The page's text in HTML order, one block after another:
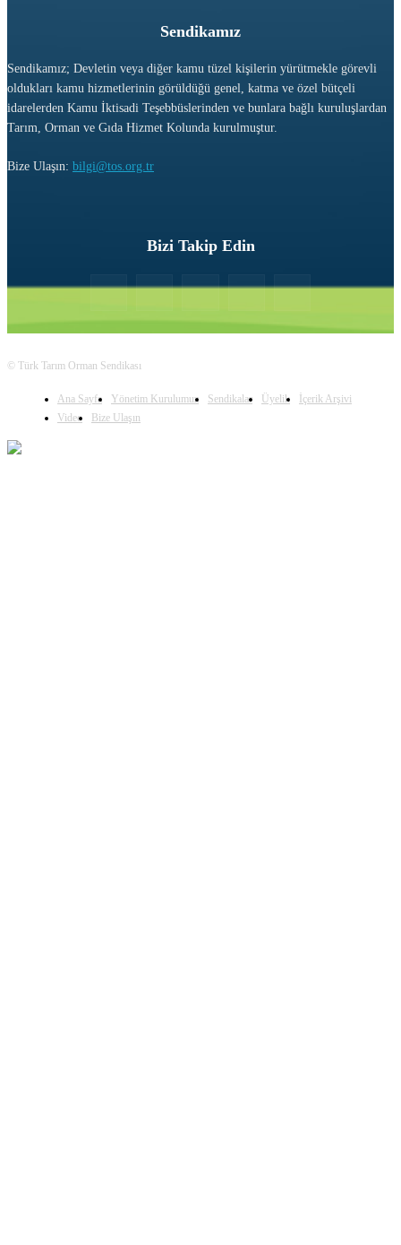
Sendikamız
Sendikamız; Devletin veya diğer kamu tüzel kişilerin yürütmekle görevli
oldukları kamu hizmetlerinin görüldüğü genel, katma ve özel bütçeli
idarelerden Kamu İktisadi Teşebbüslerinden ve bunlara bağlı kuruluşlardan
Tarım, Orman ve Gıda Hizmet Kolunda kurulmuştur.
Bize Ulaşın: bilgi@tos.org.tr
Bizi Takip Edin
© Türk Tarım Orman Sendikası
Ana Sayfa Yönetim Kurulumuz Sendikalar Üyelik
İçerik Arşivi
Video
Bize Ulaşın